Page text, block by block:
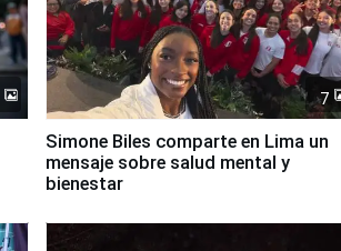
7
Simone Biles comparte en Lima un
mensaje sobre salud mental y
bienestar